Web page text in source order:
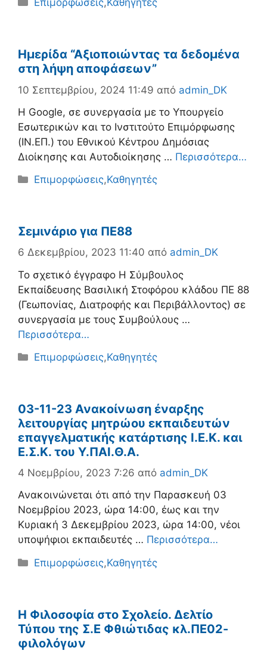
Επιμορφώσεις, Καθηγητές
Ημερίδα “Αξιοποιώντας τα δεδομένα
στη λήψη αποφάσεων”
10 Σεπτεμβρίου, 2024 11:49 από admin_DK
Η Google, σε συνεργασία με το Υπουργείο
Εσωτερικών και το Ινστιτούτο Επιμόρφωσης
(ΙΝ.ΕΠ.) του Εθνικού Κέντρου Δημόσιας
Διοίκησης και Αυτοδιοίκησης … Περισσότερα…
Κατηγορίες
Επιμορφώσεις,Καθηγητές
Σεμινάριο για ΠΕ88
6 Δεκεμβρίου, 2023 11:40 από admin_DK
To σχετικό έγγραφο Η Σύμβουλος
Εκπαίδευσης Βασιλική Στοφόρου κλάδου ΠΕ 88
(Γεωπονίας, Διατροφής και Περιβάλλοντος) σε
συνεργασία με τους Συμβούλους …
Περισσότερα…
Κατηγορίες
Επιμορφώσεις,Καθηγητές
03-11-23 Ανακοίνωση έναρξης
λειτουργίας μητρώου εκπαιδευτών
επαγγελματικής κατάρτισης Ι.Ε.Κ. και
Ε.Σ.Κ. του Υ.ΠΑΙ.Θ.Α.
4 Νοεμβρίου, 2023 7:26 από admin_DK
Ανακοινώνεται ότι από την Παρασκευή 03
Νοεμβρίου 2023, ώρα 14:00, έως και την
Κυριακή 3 Δεκεμβρίου 2023, ώρα 14:00, νέοι
υποψήφιοι εκπαιδευτές … Περισσότερα…
Κατηγορίες
Επιμορφώσεις,Καθηγητές
Η Φιλοσοφία στο Σχολείο. Δελτίο
Τύπου της Σ.Ε Φθιώτιδας κλ.ΠΕ02-
φιλολόγων